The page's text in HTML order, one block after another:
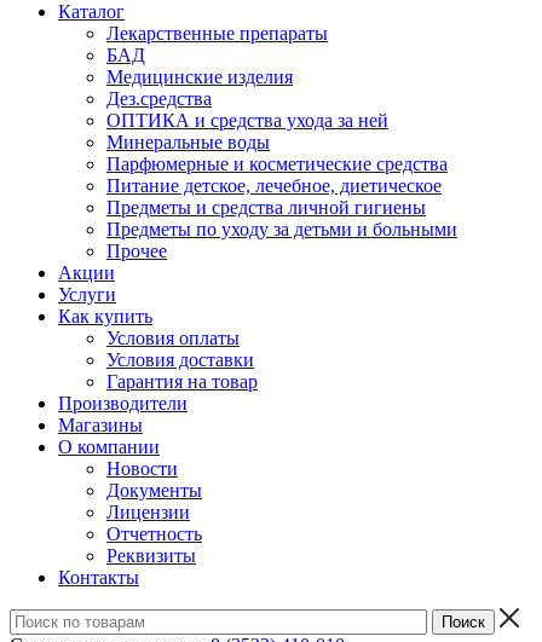
Каталог
Лекарственные препараты
БАД
Медицинские изделия
Дез.средства
ОПТИКА и средства ухода за ней
Минеральные воды
Парфюмерные и косметические средства
Питание детское, лечебное, диетическое
Предметы и средства личной гигиены
Предметы по уходу за детьми и больными
Прочее
Акции
Услуги
Как купить
Условия оплаты
Условия доставки
Гарантия на товар
Производители
Магазины
О компании
Новости
Документы
Лицензии
Отчетность
Реквизиты
Контакты